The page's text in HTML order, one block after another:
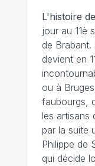
L'histoire
jour au 11è
de
devient en
ou à
faubourgs,
les artisans
par la suite
Philippe de
qui décide